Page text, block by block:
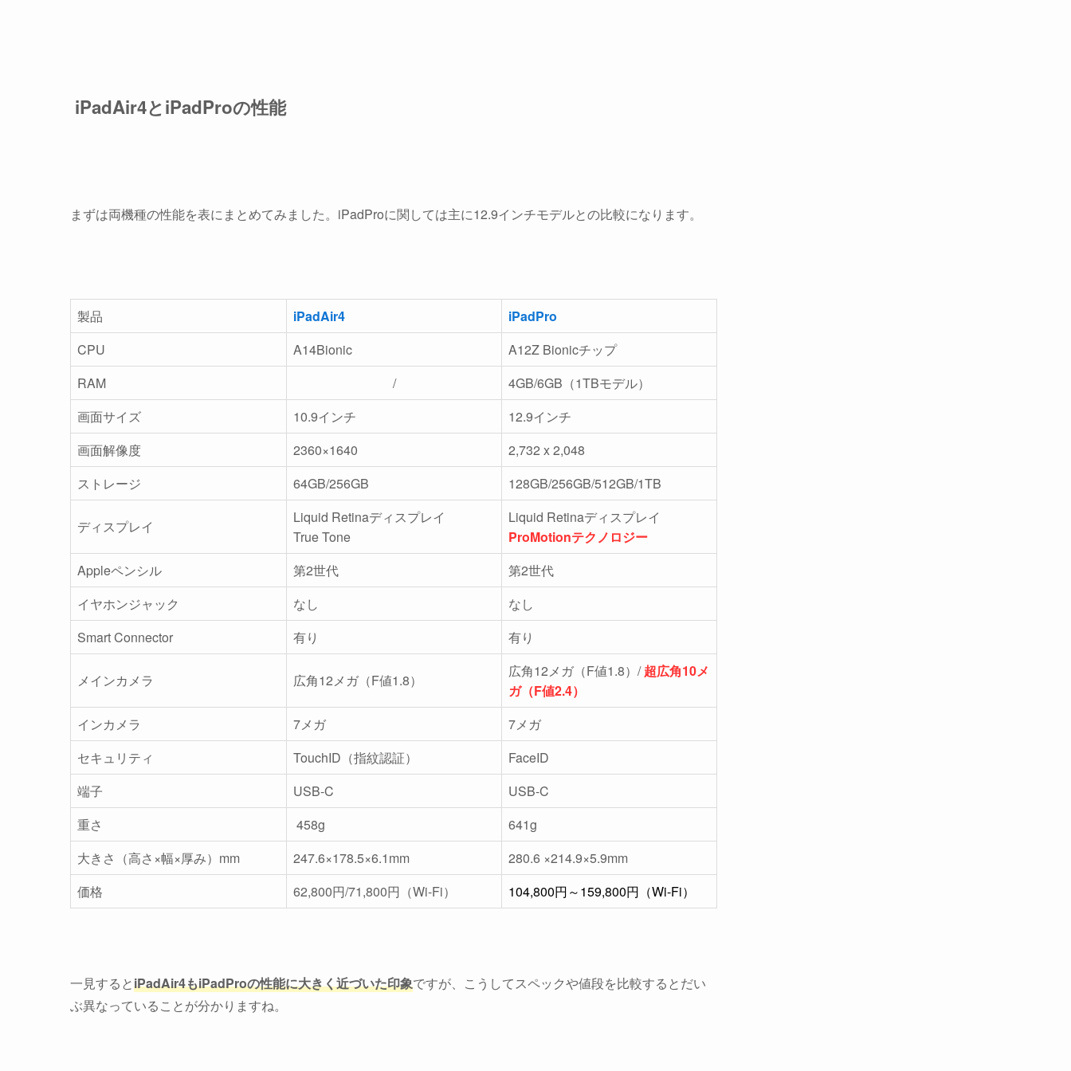
iPadAir4とiPadProの性能
まずは両機種の性能を表にまとめてみました。iPadProに関しては主に12.9インチモデルとの比較になります。
製品 iPadAir4
iPadPro
CPU
A14Bionic A12Z Bionicチップ
RAM
/
4GB/6GB（1TBモデル）
画面サイズ
10.9インチ 12.9インチ
画面解像度
2360×1640
2,732 x 2,048
ストレージ
64GB/256GB 128GB/256GB/512GB/1TB
ディスプレイ
Liquid Retinaディスプレイ
True Tone
Liquid Retinaディスプレイ
ProMotionテクノロジー
Appleペンシル
第2世代
第2世代
イヤホンジャック
なし
なし
Smart Connector
有り 有り
メインカメラ 広角12メガ（F値1.8）
広角12メガ（F値1.8）/超広角10メ
ガ（F値2.4）
インカメラ
7メガ
7メガ
セキュリティ
TouchID（指紋認証）
FaceID
端子
USB-C
USB-C
重さ
458g
641g
大きさ（高さ×幅×厚み）mm
247.6×178.5×6.1mm
280.6 ×214.9×5.9mm
価格
62,800円/71,800円（Wi-Fi） 104,800円～159,800円（Wi-Fi）
一見するとiPadAir4もiPadProの性能に大きく近づいた印象ですが、こうしてスペックや値段を比較するとだい
ぶ異なっていることが分かりますね。